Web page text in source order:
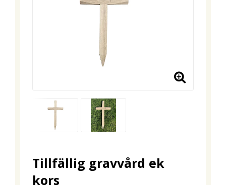
Tillfällig gravvård ek
kors